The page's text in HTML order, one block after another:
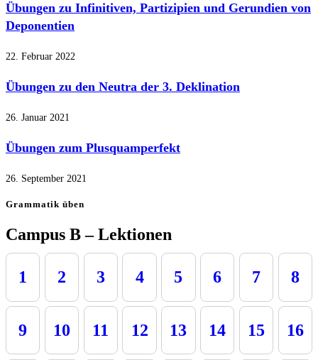
Übungen zu Infinitiven, Partizipien und Gerundien von
Deponentien
22. Februar 2022
Übungen zu den Neutra der 3. Deklination
26. Januar 2021
Übungen zum Plusquamperfekt
26. September 2021
Grammatik üben
Campus B – Lektionen
1 2 3 4 5 6 7 8
9 10 11 12 13 14 15 16